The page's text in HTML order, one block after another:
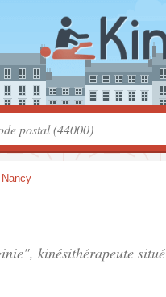
Nancy
kinésithérapeute situé